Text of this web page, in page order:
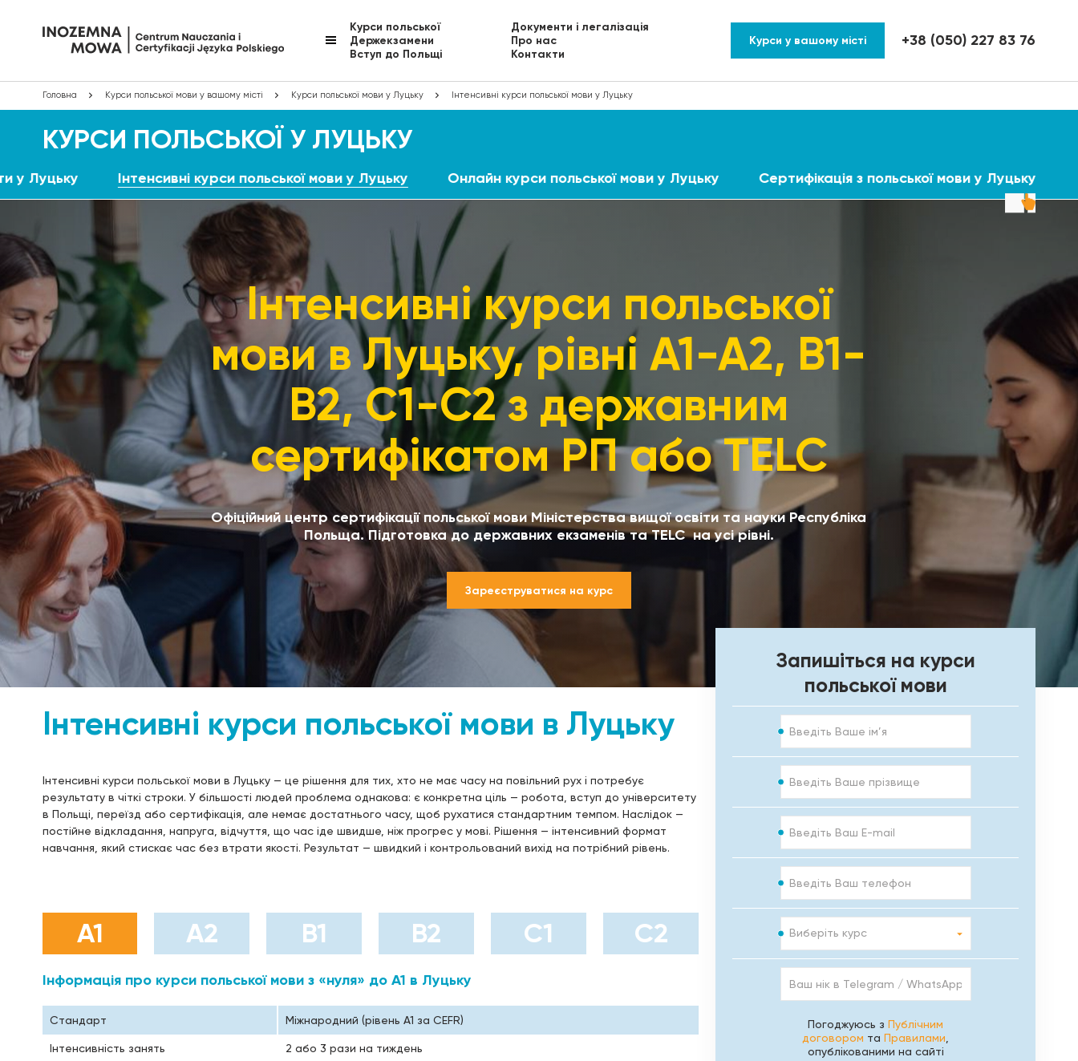
Курси польської
Держекзамени
Вступ до Польщі
Документи і легалізація
Про нас
Контакти
Курси у вашому місті +38 (050) 227 83 76
Головна Курси польської мови у вашому місті Курси польської мови у Луцьку Інтенсивні курси польської мови у Луцьку
КУРСИ ПОЛЬСЬКОЇ У ЛУЦЬКУ
у Луцьку Інтенсивні курси польської мови у Луцьку Онлайн курси польської мови у Луцьку Сертифікація з польської мови у Луцьку
Інтенсивні курси польської
мови в Луцьку, рівні А1-А2, В1-
В2, С1-С2 з державним
сертифікатом РП або TELC
Офіційний центр сертифікації польської мови Міністерства вищої освіти та науки Республіка
Польща. Підготовка до державних екзаменів та TELC на усі рівні.
Зареєструватися на курс
Інтенсивні курси польської мови в Луцьку
Інтенсивні курси польської мови в Луцьку — це рішення для тих, хто не має часу на повільний рух і потребує
результату в чіткі строки. У більшості людей проблема однакова: є конкретна ціль — робота, вступ до університету
в Польщі, переїзд або сертифікація, але немає достатнього часу, щоб рухатися стандартним темпом. Наслідок —
постійне відкладання, напруга, відчуття, що час іде швидше, ніж прогрес у мові. Рішення — інтенсивний формат
навчання, який стискає час без втрати якості. Результат — швидкий і контрольований вихід на потрібний рівень.
А1 А2 B1 B2 С1 С2
Інформація про курси польської мови з «нуля» до А1 в Луцьку
Стандарт Міжнародний (рівень A1 за CEFR)
Інтенсивність занять 2 або 3 рази на тиждень
Запишіться на курси
польської мови
mail
Виберіть курс
нік
в
WhatsApp
Погоджуюсь зПублічним
договором таПравилами
опублікованими на сайті